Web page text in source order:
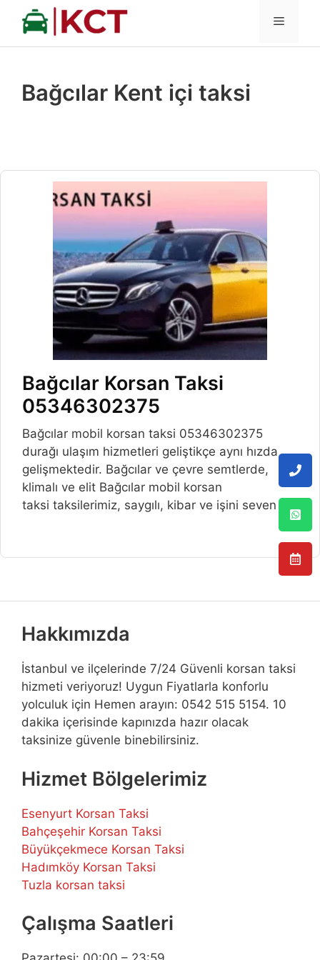
İçeriğe
MENÜ
Bağcılar Kent içi taksi
Bağcılar Korsan Taksi
05346302375
Bağcılar mobil korsan taksi 05346302375
durağı ulaşım hizmetleri geliştikçe aynı hızda
gelişmektedir. Bağcılar ve çevre semtlerde,
klimalı ve elit Bağcılar mobil korsan
taksi taksilerimiz, saygılı, kibar ve işini seven
Hakkımızda
İstanbul ve ilçelerinde 7/24 Güvenli korsan taksi
hizmeti veriyoruz! Uygun Fiyatlarla konforlu
yolculuk için Hemen arayın: 0542 515 5154. 10
dakika içerisinde kapınızda hazır olacak
taksinize güvenle binebilirsiniz.
Hizmet Bölgelerimiz
Esenyurt Korsan Taksi
Bahçeşehir Korsan Taksi
Büyükçekmece Korsan Taksi
Hadımköy Korsan Taksi
Tuzla korsan taksi
Çalışma Saatleri